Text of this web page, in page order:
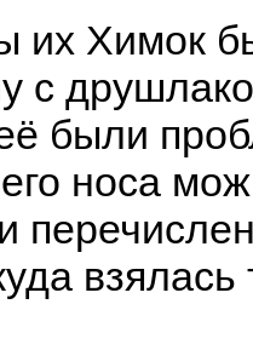
их Химок
с
были
носа